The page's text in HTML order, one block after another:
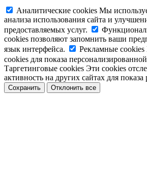
Аналитические cookies Мы
анализа использования сайта и
предоставляемых услуг.
cookies позволяют запомнить ваши
язык интерфейса.
Рекламные cookies
cookies для показа
Таргетинговые cookies Эти cookies
активность на других сайтах для
Сохранить Отклонить все